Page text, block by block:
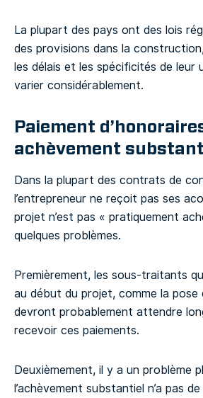
La plupart des pays ont des lois
des provisions dans la
les délais et les spécificités de leur
varier considérablement.
Paiement
achèvement
Dans la plupart des contrats de
l’entrepreneur ne reçoit pas ses
projet n’est pas « pratiquement
quelques problèmes.
Premièrement, les sous-traitants
au début du projet, comme la
devront probablement attendre
recevoir ces paiements.
Deuxièmement, il y a un problème
l’achèvement substantiel n’a pas